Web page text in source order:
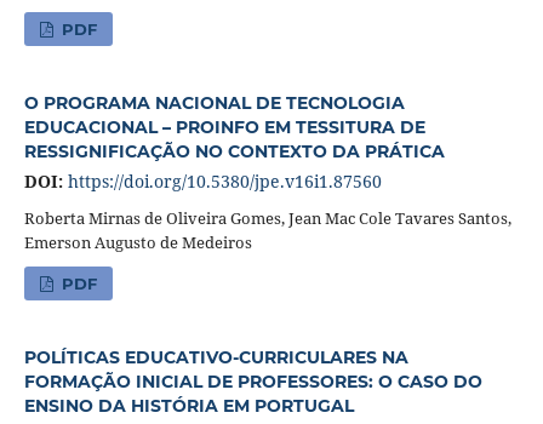
PDF
O PROGRAMA NACIONAL DE TECNOLOGIA
EDUCACIONAL – PROINFO EM TESSITURA DE
RESSIGNIFICAÇÃO NO CONTEXTO DA PRÁTICA
DOI: https://doi.org/10.5380/jpe.v16i1.87560
Roberta Mirnas de Oliveira Gomes, Jean Mac Cole Tavares Santos,
Emerson Augusto de Medeiros
PDF
POLÍTICAS EDUCATIVO-CURRICULARES NA
FORMAÇÃO INICIAL DE PROFESSORES: O CASO DO
ENSINO DA HISTÓRIA EM PORTUGAL